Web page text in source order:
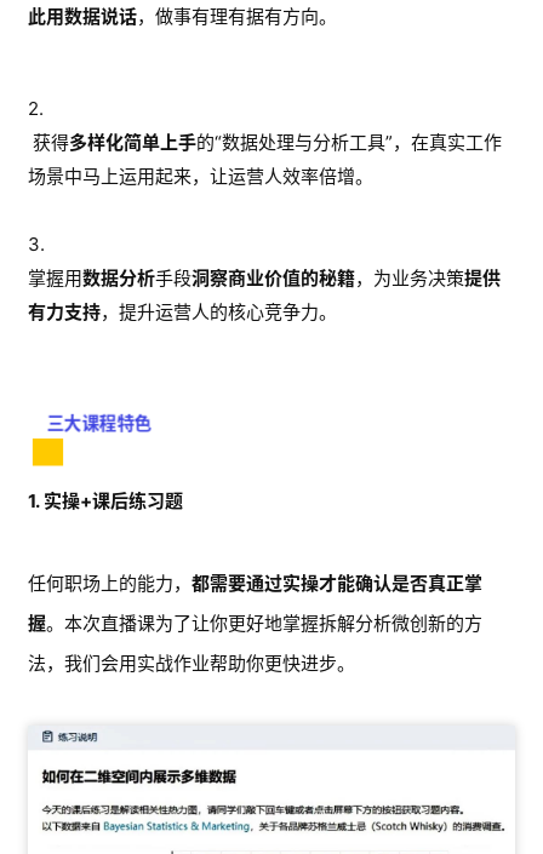
此用数据说话，做事有理有据有方向。
2.
获得多样化简单上手的“数据处理与分析工具”，在真实工作
场景中马上运用起来，让运营人效率倍增。
3.
掌握用数据分析手段洞察商业价值的秘籍，为业务决策提供
有力支持，提升运营人的核心竞争力。
三大课程特色
1. 实操+课后练习题
任何职场上的能力， 都需要通过实操才能确认是否真正掌
握。本次直播课为了让你更好地掌握拆解分析微创新的方
法，我们会用实战作业帮助你更快进步。